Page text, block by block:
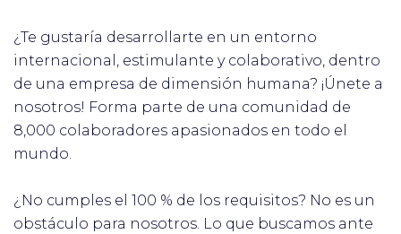
¿Te gustaría desarrollarte en un entorno
internacional, estimulante y colaborativo, dentro
de una empresa de dimensión humana? ¡Únete a
nosotros! Forma parte de una comunidad de
8,000 colaboradores apasionados en todo el
mundo.
¿No cumples el 100 % de los requisitos? No es un
obstáculo para nosotros. Lo que buscamos ante